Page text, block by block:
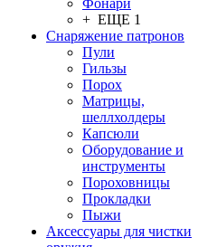
Фонари
+ ЕЩЕ 1
Снаряжение патронов
Пули
Гильзы
Порох
Матрицы,
шеллхолдеры
Капсюли
Оборудование и
инструменты
Пороховницы
Прокладки
Пыжи
Аксессуары для чистки